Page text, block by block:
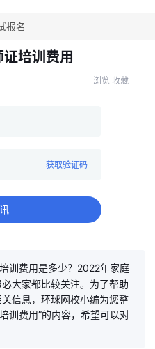
报名
培训费用
浏览 收藏
获取验证码
训费用是多少？2022年家庭
大家都比较关注。为了帮助
信息，环球网校小编为您整
训费用”的内容，希望可以对